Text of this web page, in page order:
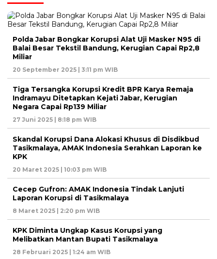
Polda Jabar Bongkar Korupsi Alat Uji Masker N95 di
Balai Besar Tekstil Bandung, Kerugian Capai Rp2,8
Miliar
20 September 2025 | 3:11 pm WIB
Tiga Tersangka Korupsi Kredit BPR Karya Remaja
Indramayu Ditetapkan Kejati Jabar, Kerugian
Negara Capai Rp139 Miliar
27 Juni 2025 | 8:18 pm WIB
Skandal Korupsi Dana Alokasi Khusus di Disdikbud
Tasikmalaya, AMAK Indonesia Serahkan Laporan ke
KPK
20 Maret 2025 | 10:03 pm WIB
Cecep Gufron: AMAK Indonesia Tindak Lanjuti
Laporan Korupsi di Tasikmalaya
8 Maret 2025 | 2:20 pm WIB
KPK Diminta Ungkap Kasus Korupsi yang
Melibatkan Mantan Bupati Tasikmalaya
28 Februari 2025 | 1:24 am WIB